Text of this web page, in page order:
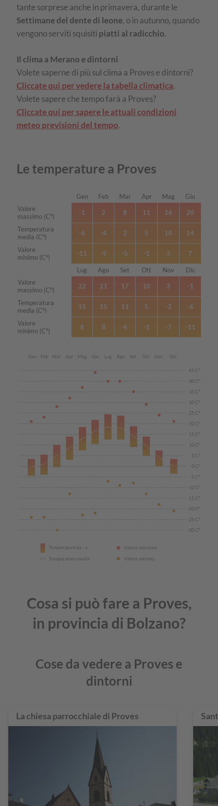
tante sorprese anche in primavera, durante le
Settimane del dente di leone, o in autunno, quando
vengono serviti squisiti piatti al radicchio.
Il clima a Merano e dintorni
Volete saperne di più sul clima a Proves e dintorni?
Cliccate qui per vedere la tabella climatica.
Volete sapere che tempo farà a Proves?
Cliccate qui per sapere le attuali condizioni
meteo previsioni del tempo.
Le temperature a Proves
Gen Feb Mar Apr Mag
Giu
Valore
massimo (C°)
-1 2 8 11 16 20
Temperatura
media (C°)
-6 -4 2 5 10 14
Valore
minimo (C°)
-11 -9 -5 -1 3 7
Lug Ago Set Ott Nov
Dic
Valore
massimo (C°)
22 21 17 10 3 -1
Temperatura
media (C°)
15 15 11 5 -2 -6
Valore
minimo (C°)
8 8 4 -1 -7 -11
Cosa si può fare a Proves,
in provincia di Bolzano?
Cose da vedere a Proves e
dintorni
La chiesa parrocchiale di Proves